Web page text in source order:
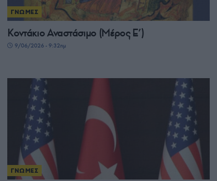
ΓΝΩΜΕΣ
Κοντάκιο Αναστάσιμο (Μέρος Ε’)
9/06/2026 - 9:32πμ
ΓΝΩΜΕΣ